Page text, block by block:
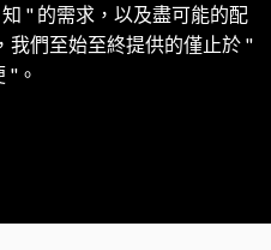
" 的需求，以及盡可能的配
我們至始至終提供的僅止於 "
"。